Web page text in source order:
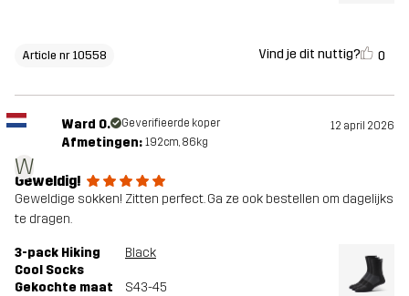
Article nr 10558 Vind je dit nuttig? 0
W
Ward O. Geverifieerde koper 12 april 2026
Afmetingen: 192cm, 86kg
Geweldig!
Geweldige sokken! Zitten perfect. Ga ze ook bestellen om dagelijks
te dragen.
3-pack Hiking
Cool Socks
Black
Gekochte maat S43-45